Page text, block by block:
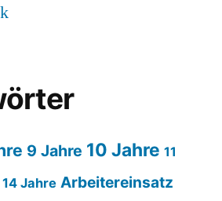
9 Jahre 10 Jahre 11
14 Jahre Arbeitereinsatz